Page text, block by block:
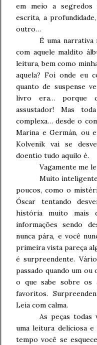
em meio a segredos
escrita, a
outro…
É uma narrativa
com aquele maldito
leitura, bem como
aquela? Foi onde eu
quanto de suspense
livro era… porque
assustador! Mas
complexa… desde o
Marina e Germán, ou
Kolvenik vai se
doentio tudo aquilo é.
Vagamente me
Muito
poucos, como o
Óscar tentando
história muito mais
informações sendo
nunca pára, e você
primeira vista pareça
é surpreendente.
passado quando um
o que sabe sobre os
favoritos.
Leia com calma.
As peças todas
uma leitura deliciosa e
tempo você se